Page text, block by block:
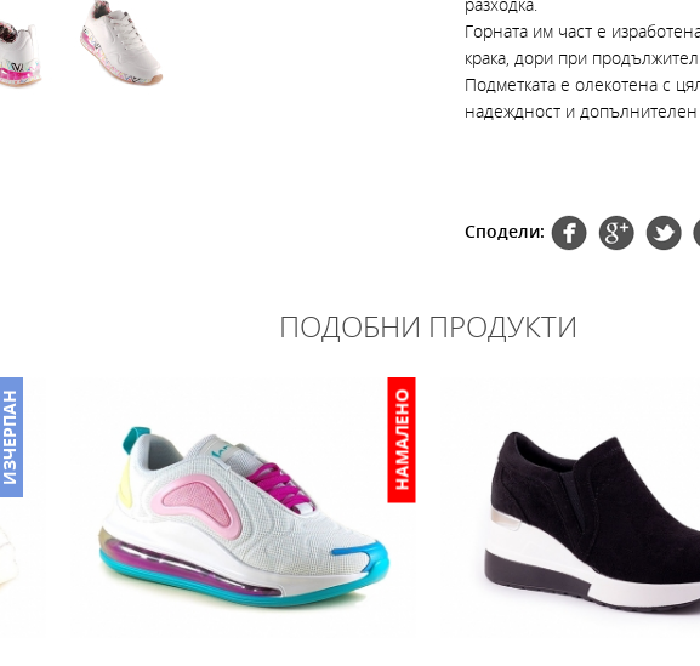
Горната им част е
крака, дори при
Подметката е олекотена с
надеждност и
Сподели:
ПОДОБНИ ПРОДУКТИ
ИЗЧЕРПАН НАМАЛЕНО